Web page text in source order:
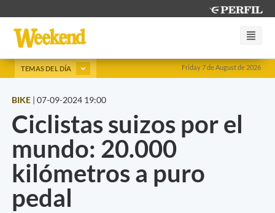
Friday 7 de August de 2026
TEMAS DEL DÍA
BIKE | 07-09-2024 19:00
Ciclistas suizos por el
mundo: 20.000
kilómetros a puro
pedal